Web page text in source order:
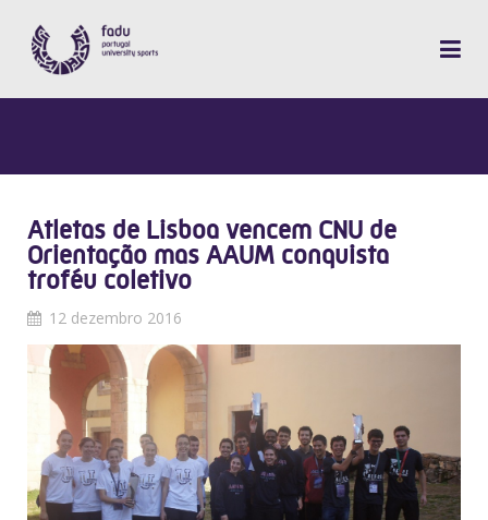
Atletas de Lisboa vencem CNU de
Orientação mas AAUM conquista
troféu coletivo
12 dezembro 2016